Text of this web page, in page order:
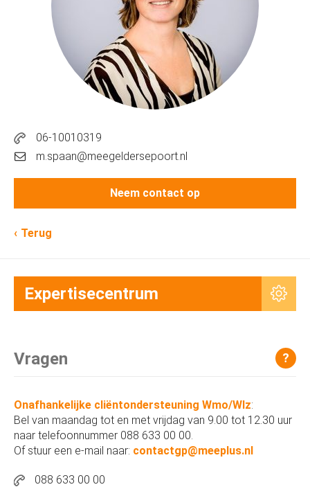
06-10010319
m.spaan@meegeldersepoort.nl
Neem contact op
Terug
Expertisecentrum
Vragen ?
Onafhankelijke cliëntondersteuning Wmo/Wlz:
Bel van maandag tot en met vrijdag van 9.00 tot 12.30 uur
naar telefoonnummer 088 633 00 00.
Of stuur een e-mail naar: contactgp@meeplus.nl
088 633 00 00